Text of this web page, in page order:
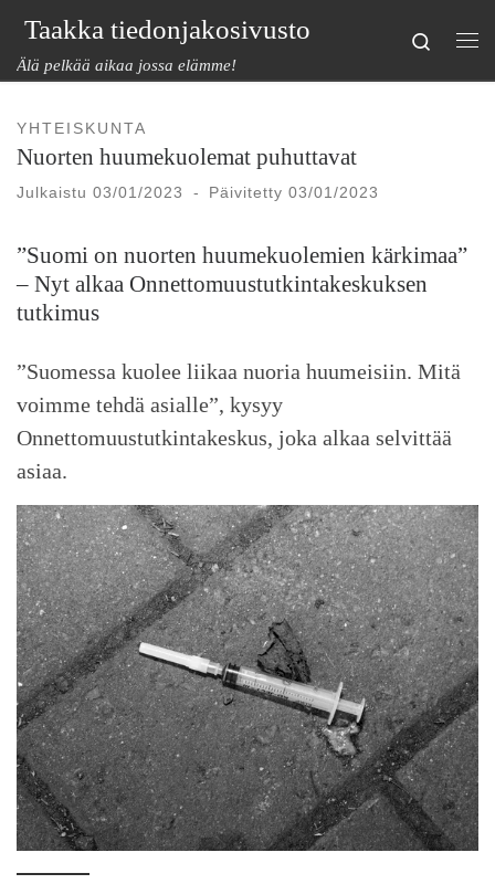
Skip to content
Taakka tiedonjakosivusto
Älä pelkää aikaa jossa elämme!
Search
YHTEISKUNTA
Nuorten huumekuolemat puhuttavat
Julkaistu 03/01/2023 - Päivitetty03/01/2023
”Suomi on nuorten huumekuolemien kärkimaa”
– Nyt alkaa Onnettomuustutkintakeskuksen
tutkimus
”Suomessa kuolee liikaa nuoria huumeisiin. Mitä
voimme tehdä asialle”, kysyy
Onnettomuustutkintakeskus, joka alkaa selvittää
asiaa.